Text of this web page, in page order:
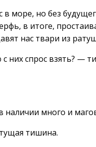
море, но без
в итоге,
нас твари из
них спрос взять? —
наличии много и
тишина.